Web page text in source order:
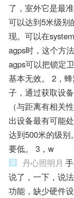
了，室外它是最
可以达到5米级别
现。可以在
agps时，这个方
agps可以把锁定
基本无效。 2，
子，通过获取设
（与距离有相关
出设备最有可能
达到500米的级
要低。 3，w
丹心照明月
说了，一下，说
功能，缺少硬件